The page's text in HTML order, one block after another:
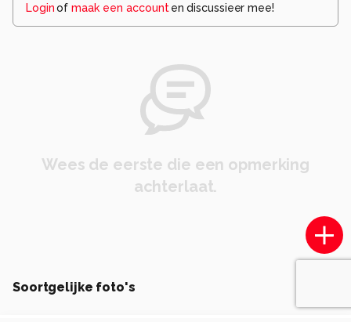
Loginof maak een account en discussieer mee!
Wees de eerste die een opmerking
achterlaat.
Soortgelijke foto's